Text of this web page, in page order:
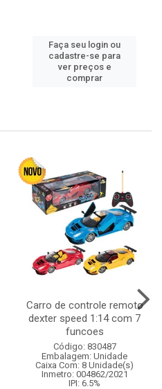
Faça seu login ou
cadastre-se para
ver preços e
comprar
Carro de controle remoto
dexter speed 1:14 com 7
funcoes
Código: 830487
Embalagem: Unidade
Caixa Com: 8 Unidade(s)
Inmetro: 004862/2021
IPI: 6.5%